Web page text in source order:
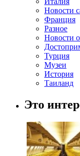
Новости
Франция
Разное
Новости
Турция
Музеи
История
Таиланд
Это